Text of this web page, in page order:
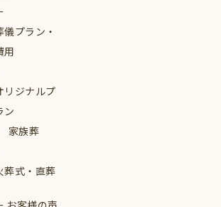
儀プラン・
用
リジナルプ
ン
家族葬
葬式・直葬